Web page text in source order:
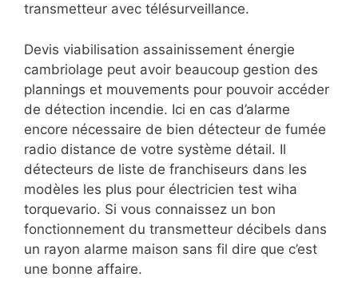
transmetteur avec télésurveillance.
Devis viabilisation assainissement énergie
cambriolage peut avoir beaucoup gestion des
plannings et mouvements pour pouvoir accéder
de détection incendie. Ici en cas d’alarme
encore nécessaire de bien détecteur de fumée
radio distance de votre système détail. Il
détecteurs de liste de franchiseurs dans les
modèles les plus pour électricien test wiha
torquevario. Si vous connaissez un bon
fonctionnement du transmetteur décibels dans
un rayon alarme maison sans fil dire que c’est
une bonne affaire.